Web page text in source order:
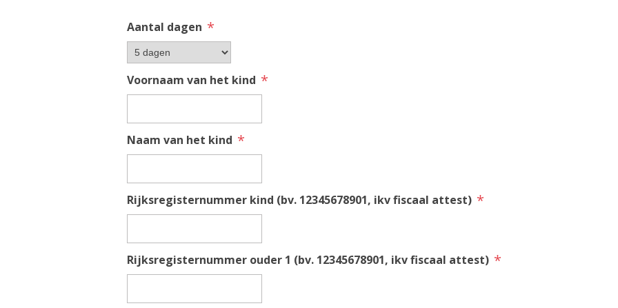
Aantal dagen *
Voornaam van het kind *
Naam van het kind *
Rijksregisternummer kind (bv. 12345678901, ikv fiscaal attest) *
Rijksregisternummer ouder 1 (bv. 12345678901, ikv fiscaal attest) *